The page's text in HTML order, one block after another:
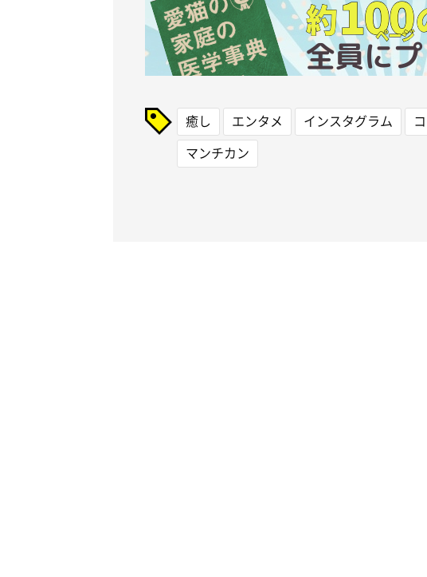
癒し エンタメ インスタグラム
マンチカン